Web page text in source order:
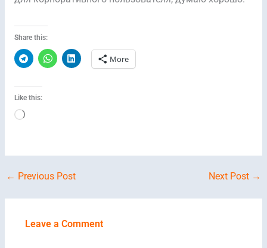
Share this:
More
Like this:
Loading…
← Previous Post Next Post →
Leave a Comment